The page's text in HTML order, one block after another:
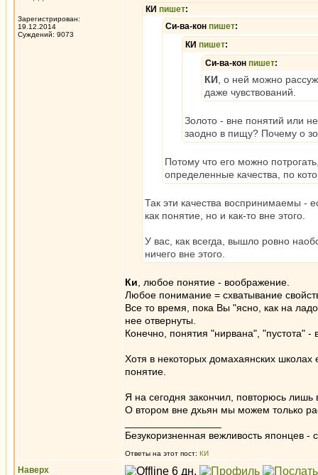
Зарегистрирован:
19.12.2014
Суждений: 9073
КИ пишет:
Си-ва-кон пишет:
КИ пишет:
Си-ва-кон пишет:
КИ , о ней можно
даже чувствований.
Золото - вне понятий или
заодно в пищу? Почему о
Потому что его можно
определенные качества, по
Так эти качества воспринимаемы -
как понятие, но и как-то вне этого.
У вас, как всегда, вышло ровно
ничего вне этого.
Ки , любое понятие - воображение.
Любое понимание = схватывание
Все то время, пока Вы "ясно, как на
нее отвернуты.
Конечно, понятия "нирвана", "пустота"
Хотя в некоторых домахаянских школах
понятие.
Я на сегодня закончил, повторюсь
О втором вне дхьян мы можем только
Безукоризненная вежливость японцев -
Ответы на этот пост: КИ
Наверх